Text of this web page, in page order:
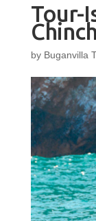
Tour-
by Buganvilla